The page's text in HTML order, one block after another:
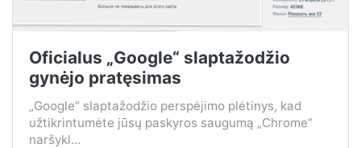
Oficialus „Google“ slaptažodžio
gynėjo pratęsimas
„Google“ slaptažodžio perspėjimo plėtinys, kad
užtikrintumėte jūsų paskyros saugumą „Chrome“
naršykl...